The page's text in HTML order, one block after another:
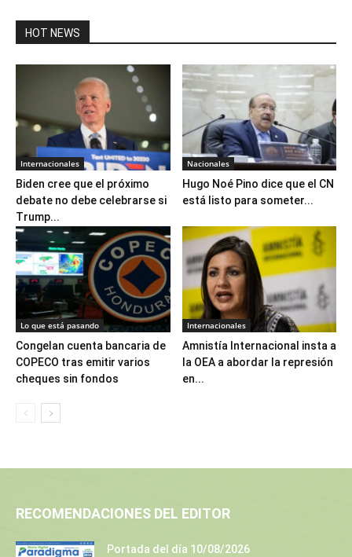
HOT NEWS
Internacionales
Biden cree que el próximo
debate no debe celebrarse si
Trump...
Nacionales
Hugo Noé Pino dice que el CN
está listo para someter...
Lo que está pasando
Congelan cuenta bancaria de
COPECO tras emitir varios
cheques sin fondos
Internacionales
Amnistía Internacional insta a
la OEA a abordar la represión
en...
RECOMENDACIONES DEL EDITOR
Portada del día 10/08/2026